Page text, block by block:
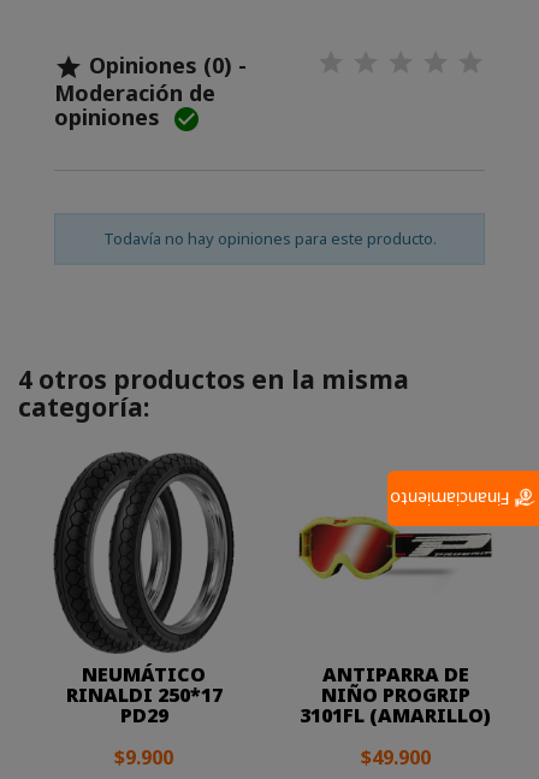
 Opiniones (0) -
Moderación de
opiniones 
Todavía no hay opiniones para este producto.
4 otros productos en la misma
categoría:
NEUMÁTICO
RINALDI 250*17
PD29
$9.900
ANTIPARRA DE
NIÑO PROGRIP
3101FL (AMARILLO)
$49.900
Financiamiento